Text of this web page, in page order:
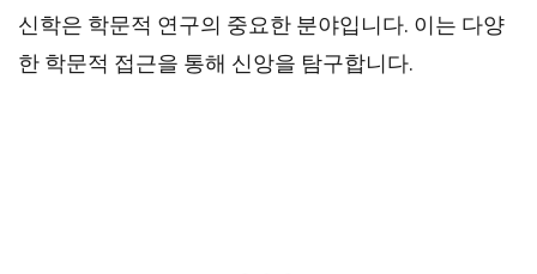
신학은 학문적 연구의 중요한 분야입니다. 이는 다양
한 학문적 접근을 통해 신앙을 탐구합니다.